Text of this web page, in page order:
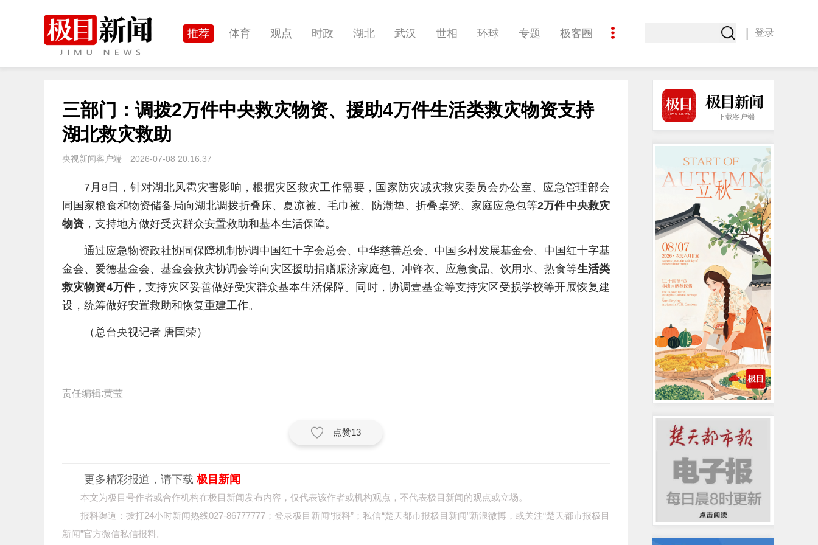
推荐 体育 观点 时政 湖北 武汉 世相 环球 专题 极客圈
文化 娱乐 影像 帅作文 International 职教院 酒道
登录
三部门：调拨2万件中央救灾物资、援助4万件生活类救灾物资支持
湖北救灾救助
央视新闻客户端 2026-07-08 20:16:37
7月8日，针对湖北风雹灾害影响，根据灾区救灾工作需要，国家防灾减灾救灾委员会办公室、应急管理部会
同国家粮食和物资储备局向湖北调拨折叠床、夏凉被、毛巾被、防潮垫、折叠桌凳、家庭应急包等2万件中央救灾
物资 ，支持地方做好受灾群众安置救助和基本生活保障。
通过应急物资政社协同保障机制协调中国红十字会总会、中华慈善总会、中国乡村发展基金会、中国红十字基
金会、爱德基金会、基金会救灾协调会等向灾区援助捐赠赈济家庭包、冲锋衣、应急食品、饮用水、热食等生活类
救灾物资4万件，支持灾区妥善做好受灾群众基本生活保障。同时，协调壹基金等支持灾区受损学校等开展恢复建
设，统筹做好安置救助和恢复重建工作。
（总台央视记者 唐国荣）
责任编辑:黄莹
点赞13
更多精彩报道，请下载极目新闻
本文为极目号作者或合作机构在极目新闻发布内容，仅代表该作者或机构观点，不代表极目新闻的观点或立场。
报料渠道：拨打24小时新闻热线027-86777777；登录极目新闻“报料”；私信“楚天都市报极目新闻”新浪微博，或关注“楚天都市报极目
新闻”官方微信私信报料。
下载客户端